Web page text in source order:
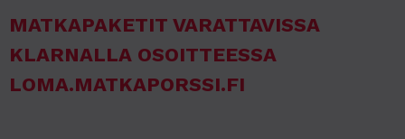
MATKAPAKETIT VARATTAVISSA
KLARNALLA OSOITTEESSA
LOMA.MATKAPORSSI.FI